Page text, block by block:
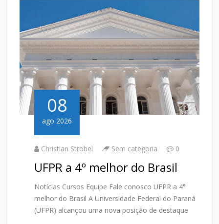
08
ago 2026
Christian Strobel Sem categoria 0
UFPR a 4º melhor do Brasil
Notícias Cursos Equipe Fale conosco UFPR a 4°
melhor do Brasil A Universidade Federal do Paraná
(UFPR) alcançou uma nova posição de destaque